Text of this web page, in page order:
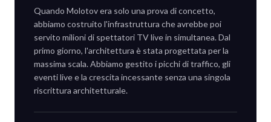
Quando Molotov era solo una prova di concetto,
abbiamo costruito l'infrastruttura che avrebbe poi
servito milioni di spettatori TV live in simultanea. Dal
primo giorno, l'architettura è stata progettata per la
massima scala. Abbiamo gestito i picchi di traffico, gli
eventi live e la crescita incessante senza una singola
riscrittura architetturale.